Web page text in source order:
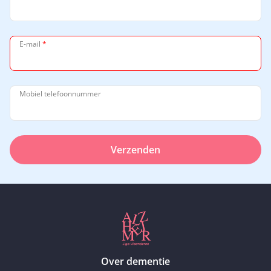
E-mail *
Mobiel telefoonnummer
Verzenden
Over dementie